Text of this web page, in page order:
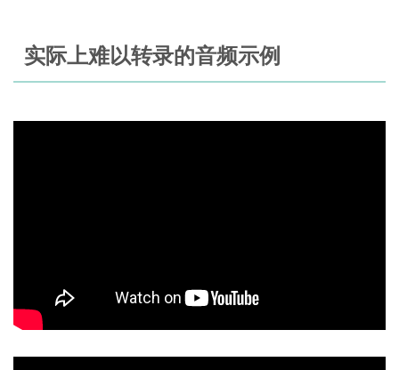
实际上难以转录的音频示例